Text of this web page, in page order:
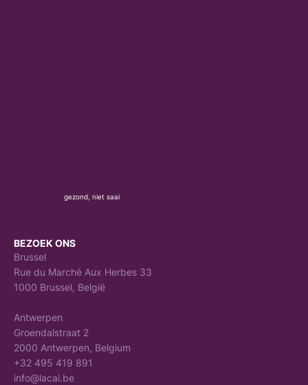
gezond, niet saai
BEZOEK ONS
Brussel
Rue du Marché Aux Herbes 33
1000 Brussel, België
Antwerpen
Groendalstraat 2
2000 Antwerpen, Belgium
+32 495 419 891
info@lacai.be